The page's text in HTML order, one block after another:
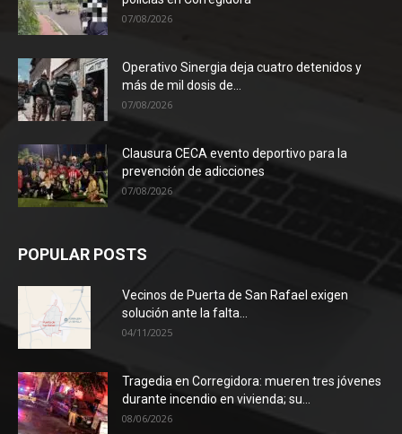
07/08/2026
Operativo Sinergia deja cuatro detenidos y
más de mil dosis de...
07/08/2026
Clausura CECA evento deportivo para la
prevención de adicciones
07/08/2026
POPULAR POSTS
Vecinos de Puerta de San Rafael exigen
solución ante la falta...
04/11/2025
Tragedia en Corregidora: mueren tres jóvenes
durante incendio en vivienda; su...
08/06/2026